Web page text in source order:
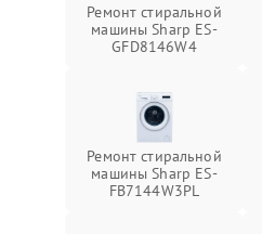
Ремонт стиральной
машины Sharp ES-
GFD8146W4
Ремонт стиральной
машины Sharp ES-
FB7144W3PL